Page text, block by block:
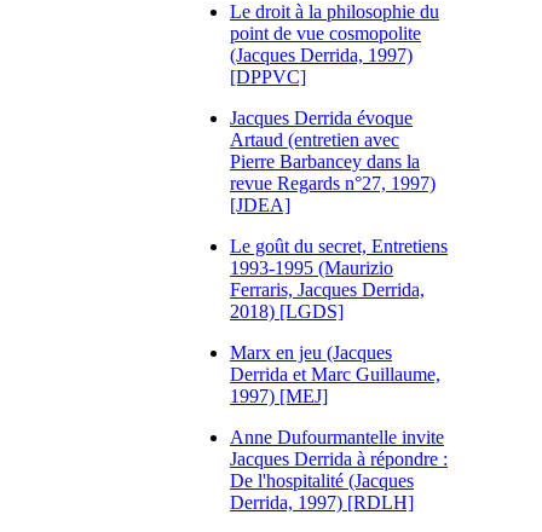
Le droit à la philosophie du
point de vue cosmopolite
(Jacques Derrida, 1997)
[DPPVC]
Jacques Derrida évoque
Artaud (entretien avec
Pierre Barbancey dans la
revue Regards n°27, 1997)
[JDEA]
Le goût du secret, Entretiens
1993-1995 (Maurizio
Ferraris, Jacques Derrida,
2018) [LGDS]
Marx en jeu (Jacques
Derrida et Marc Guillaume,
1997) [MEJ]
Anne Dufourmantelle invite
Jacques Derrida à répondre :
De l'hospitalité (Jacques
Derrida, 1997) [RDLH]